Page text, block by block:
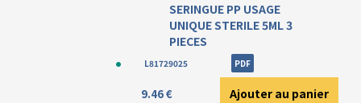
SERINGUE PP USAGE
UNIQUE STERILE 5ML 3
PIECES
L81729025 PDF
9.46 € Ajouter au panier